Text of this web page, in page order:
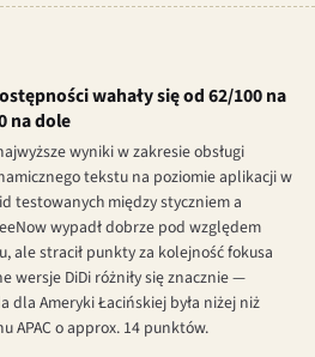
wahały się od 62/100 na
na dole
wyniki w zakresie obsługi
tekstu na poziomie aplikacji w
testowanych między styczniem a
wypadł dobrze pod względem
ale stracił punkty za kolejność fokusa
wersje DiDi różniły się znacznie —
dla Ameryki Łacińskiej była niżej niż
APAC o approx. 14 punktów.